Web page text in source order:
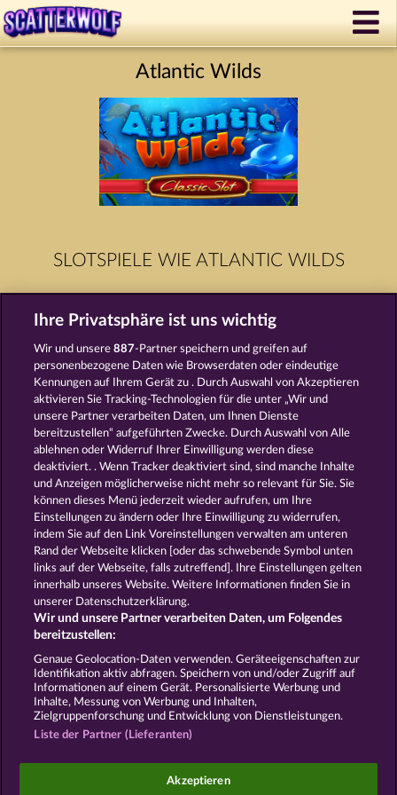
Atlantic Wilds
SLOTSPIELE WIE ATLANTIC WILDS
SAVANNA MOON BEAUTIFUL NATURE
GOLDEN EI OF MOORHUHN CUTIE CAT
AGB Datenschutz
Unternehmensseite
Widerruf einreichen
Social Casino Spiele dienen der reinen Unterhaltung
Ihre Privatsphäre ist uns wichtig
Wir und unsere887-Partner speichern und greifen auf
personenbezogene Daten wie Browserdaten oder eindeutige
Kennungen auf Ihrem Gerät zu . Durch Auswahl von Akzeptieren
aktivieren Sie Tracking-Technologien für die unter „Wir und
unsere Partner verarbeiten Daten, um Ihnen Dienste
bereitzustellen“ aufgeführten Zwecke. Durch Auswahl von Alle
ablehnen oder Widerruf Ihrer Einwilligung werden diese
deaktiviert. . Wenn Tracker deaktiviert sind, sind manche Inhalte
und Anzeigen möglicherweise nicht mehr so ​​relevant für Sie. Sie
können dieses Menü jederzeit wieder aufrufen, um Ihre
Einstellungen zu ändern oder Ihre Einwilligung zu widerrufen,
indem Sie auf den Link Voreinstellungen verwalten am unteren
Rand der Webseite klicken [oder das schwebende Symbol unten
links auf der Webseite, falls zutreffend]. Ihre Einstellungen gelten
innerhalb unseres Website. Weitere Informationen finden Sie in
unserer Datenschutzerklärung.
Wir und unsere Partner verarbeiten Daten, um Folgendes
bereitzustellen:
Genaue Geolocation-Daten verwenden. Geräteeigenschaften zur
Identifikation aktiv abfragen. Speichern von und/oder Zugriff auf
Informationen auf einem Gerät. Personalisierte Werbung und
Inhalte, Messung von Werbung und Inhalten,
Zielgruppenforschung und Entwicklung von Dienstleistungen.
Liste der Partner (Lieferanten)
Akzeptieren